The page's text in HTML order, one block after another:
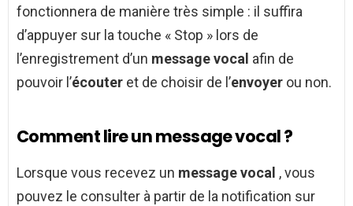
fonctionnera de manière très simple : il suffira
d’appuyer sur la touche « Stop » lors de
l’enregistrement d’un message vocal afin de
pouvoir l’écouter et de choisir de l’envoyer ou non.
Comment lire un message vocal ?
Lorsque vous recevez un message vocal , vous
pouvez le consulter à partir de la notification sur